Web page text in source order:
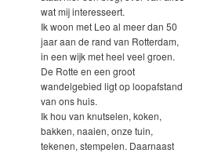
wat mij interesseert.
Ik woon met Leo al meer dan 50
jaar aan de rand van Rotterdam,
in een wijk met heel veel groen.
De Rotte en een groot
wandelgebied ligt op loopafstand
van ons huis.
Ik hou van knutselen, koken,
bakken, naaien, onze tuin,
tekenen, stempelen. Daarnaast